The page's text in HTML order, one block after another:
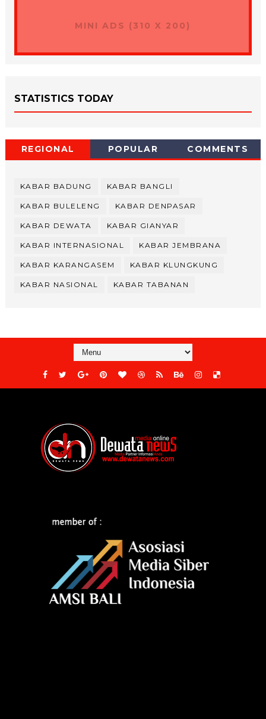
MINI ADS (310 X 200)
STATISTICS TODAY
REGIONAL POPULAR COMMENTS
KABAR BADUNG KABAR BANGLI
KABAR BULELENG KABAR DENPASAR
KABAR DEWATA KABAR GIANYAR
KABAR INTERNASIONAL KABAR JEMBRANA
KABAR KARANGASEM KABAR KLUNGKUNG
KABAR NASIONAL KABAR TABANAN